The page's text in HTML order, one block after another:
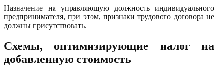
Назначение на управляющую должность индивидуального
предпринимателя, при этом, признаки трудового договора не
должны присутствовать.
Схемы, оптимизирующие налог на
добавленную стоимость